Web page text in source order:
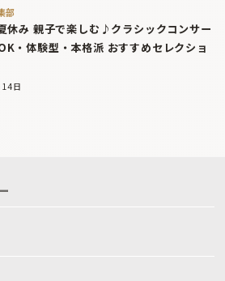
部
休み 親子で楽しむ♪クラシックコンサー
・体験型・本格派 おすすめセレクショ
日